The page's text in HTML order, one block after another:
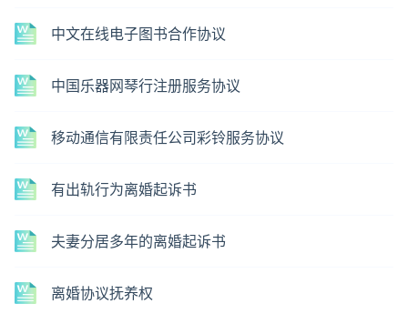
中文在线电子图书合作协议
中国乐器网琴行注册服务协议
移动通信有限责任公司彩铃服务协议
有出轨行为离婚起诉书
夫妻分居多年的离婚起诉书
离婚协议抚养权